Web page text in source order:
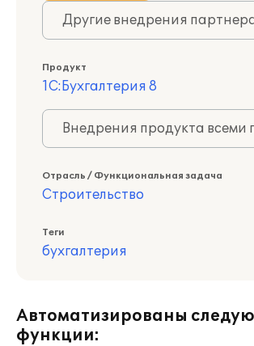
Другие внедрения
Продукт
1С:Бухгалтерия 8
Внедрения продукта
Отрасль / Функциональная задача
Строительство
Теги
бухгалтерия
Автоматизированы
функции: